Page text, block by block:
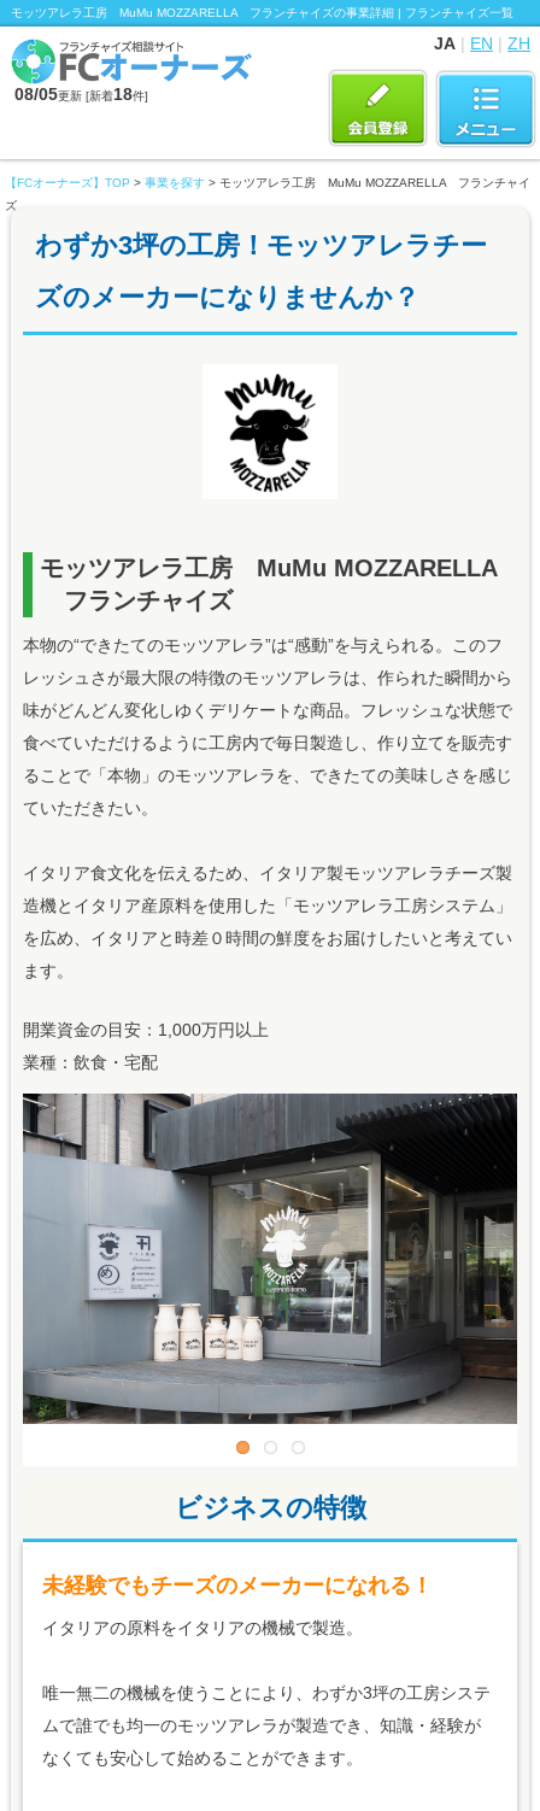
モッツアレラ工房 MuMu MOZZARELLA フランチャイズの事業詳細 | フランチャイズ一覧
08/05更新 [新着18件]
JA | EN | ZH
【FCオーナーズ】TOP >事業を探す> モッツアレラ工房 MuMu MOZZARELLA フランチャイ
ズ
わずか3坪の工房！モッツアレラチー
ズのメーカーになりませんか？
モッツアレラ工房 MuMu MOZZARELLA
フランチャイズ
本物の“できたてのモッツアレラ”は“感動”を与えられる。このフ
レッシュさが最大限の特徴のモッツアレラは、作られた瞬間から
味がどんどん変化しゆくデリケートな商品。フレッシュな状態で
食べていただけるように工房内で毎日製造し、作り立てを販売す
ることで「本物」のモッツアレラを、できたての美味しさを感じ
ていただきたい。
イタリア食文化を伝えるため、イタリア製モッツアレラチーズ製
造機とイタリア産原料を使用した「モッツアレラ工房システム」
を広め、イタリアと時差０時間の鮮度をお届けしたいと考えてい
ます。
開業資金の目安：1,000万円以上
業種：飲食・宅配
ビジネスの特徴
未経験でもチーズのメーカーになれる！
イタリアの原料をイタリアの機械で製造。
唯一無二の機械を使うことにより、わずか3坪の工房システ
ムで誰でも均一のモッツアレラが製造でき、知識・経験が
なくても安心して始めることができます。